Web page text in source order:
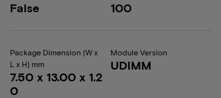
False 100
Package Dimension (W x
L x H) mm
7.50 x 13.00 x 1.2
0
Module Version
UDIMM